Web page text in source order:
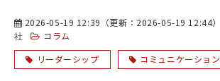
2026-05-19 12:39 （更新： 2026-05-19 12:44）
社
コラム
リーダーシップ
コミュニケーション